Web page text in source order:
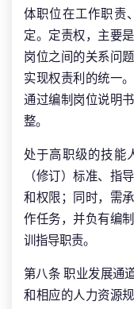
体职位在工作职责
定。定责权，主要
岗位之间的关系问
实现权责利的统一
通过编制岗位说明
整。
处于高职级的技能
（修订）标准、指
和权限；同时，需
作任务，并负有编
训指导职责。
第八条 职业发展通
和相应的人力资源